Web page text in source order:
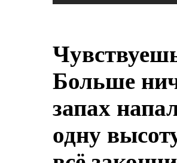
Больше
запах
одну